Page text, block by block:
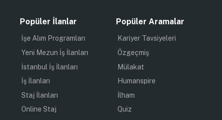
Popüler İlanlar
İşe Alım Programları
Yeni Mezun İş İlanları
İstanbul İş İlanları
İş İlanları
Staj İlanları
Online Staj
Popüler Aramalar
Kariyer Tavsiyeleri
Özgeçmiş
Mülakat
Humanspire
İlham
Quiz